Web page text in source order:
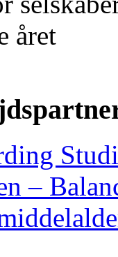
året
–